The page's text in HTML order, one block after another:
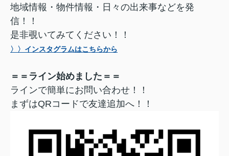
地域情報・物件情報・日々の出来事などを発
信！！
是非覗いてみてください！！
〉〉インスタグラムはこちらから
＝＝ライン始めました＝＝
ラインで簡単にお問い合わせ！！
まずはQRコードで友達追加へ！！